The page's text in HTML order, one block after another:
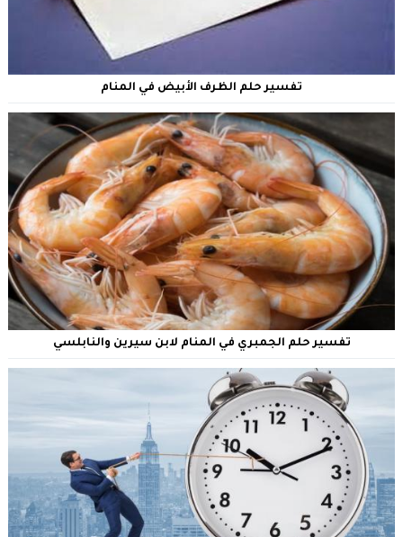
تفسير حلم الظرف الأبيض في المنام
تفسير حلم الجمبري في المنام لابن سيرين والنابلسي